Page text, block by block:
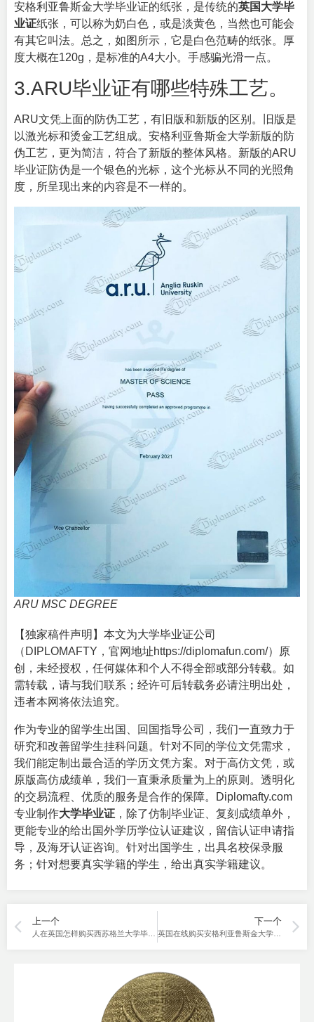
安格利亚鲁斯金大学毕业证的纸张，是传统的英国大学毕
业证纸张，可以称为奶白色，或是淡黄色，当然也可能会
有其它叫法。总之，如图所示，它是白色范畴的纸张。厚
度大概在120g，是标准的A4大小。手感骗光滑一点。
3.ARU毕业证有哪些特殊工艺。
ARU文凭上面的防伪工艺，有旧版和新版的区别。旧版是
以激光标和烫金工艺组成。安格利亚鲁斯金大学新版的防
伪工艺，更为简洁，符合了新版的整体风格。新版的ARU
毕业证防伪是一个银色的光标，这个光标从不同的光照角
度，所呈现出来的内容是不一样的。
ARU MSC DEGREE
【独家稿件声明】本文为大学毕业证公司
（DIPLOMAFTY，官网地址https://diplomafun.com/）原
创，未经授权，任何媒体和个人不得全部或部分转载。如
需转载，请与我们联系；经许可后转载务必请注明出处，
违者本网将依法追究。
作为专业的留学生出国、回国指导公司，我们一直致力于
研究和改善留学生挂科问题。针对不同的学位文凭需求，
我们能定制出最合适的学历文凭方案。对于高仿文凭，或
原版高仿成绩单，我们一直秉承质量为上的原则。透明化
的交易流程、优质的服务是合作的保障。Diplomafty.com
专业制作大学毕业证 ，除了仿制毕业证、复刻成绩单外，
更能专业的给出国外学历学位认证建议，留信认证申请指
导，及海牙认证咨询。针对出国学生，出具名校保录服
务；针对想要真实学籍的学生，给出真实学籍建议。
上一个 下一个
英国在线购买安格利亚鲁斯金大学成绩单方法分享。